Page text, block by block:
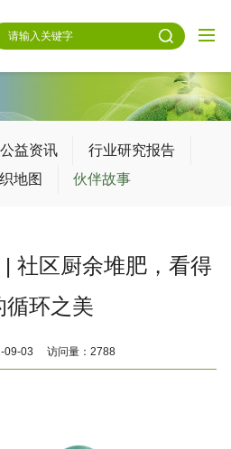
益资讯
行业研究报告
地图
伙伴故事
社区厨余堆肥，看得
循环之美
09-03 访问量：2788